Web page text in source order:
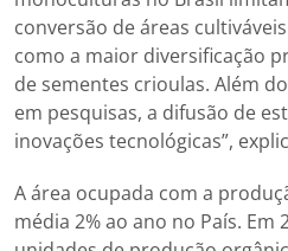
conversão de áreas
como a maior diversificação
de sementes crioulas. Além
em pesquisas, a difusão de
inovações tecnológicas”,
A área ocupada com a
média 2% ao ano no País. Em